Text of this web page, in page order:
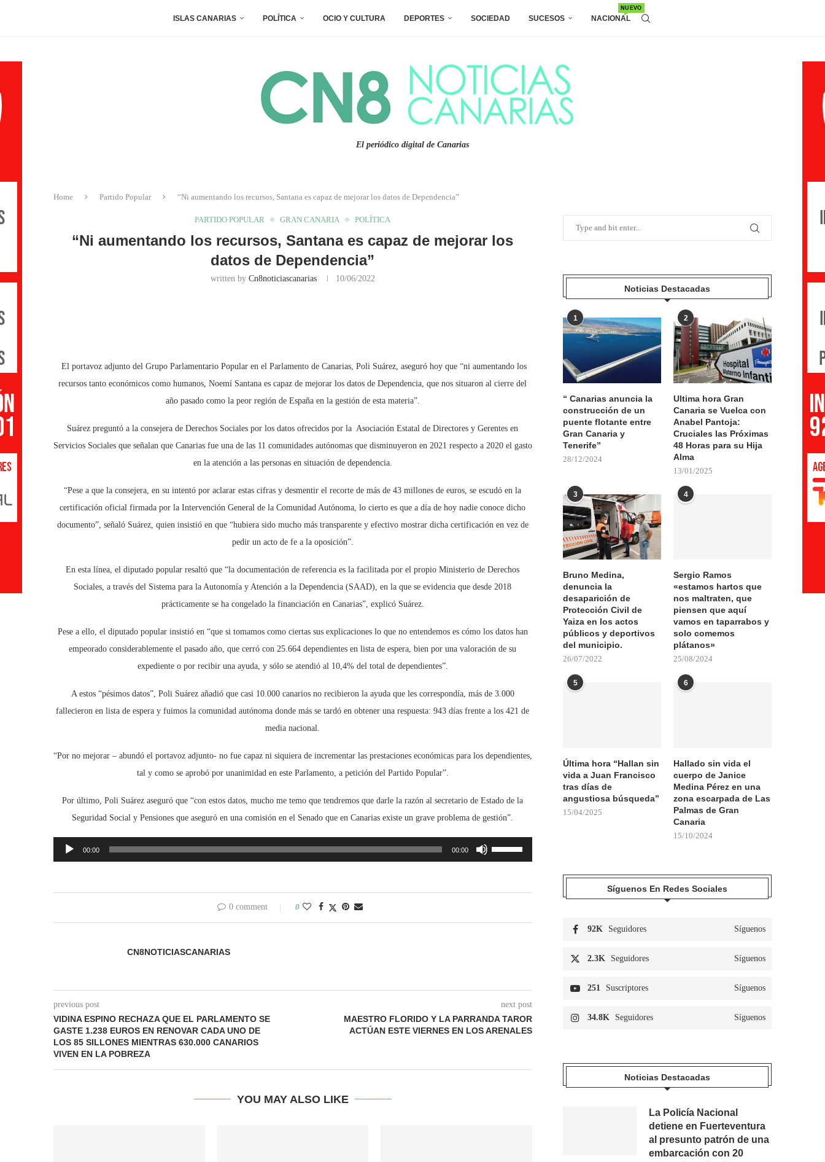
ISLAS CANARIAS POLÍTICA OCIO Y CULTURA DEPORTES SOCIEDAD SUCESOS NACIONAL
NUEVO
El periódico digital de Canarias
Home Partido Popular “Ni aumentando los recursos, Santana es capaz de mejorar los datos de Dependencia”
PARTIDO POPULAR GRAN CANARIA POLÍTICA
“Ni aumentando los recursos, Santana es capaz de mejorar los
datos de Dependencia”
written by Cn8noticiascanarias 10/06/2022
El portavoz adjunto del Grupo Parlamentario Popular en el Parlamento de Canarias, Poli Suárez, aseguró hoy que “ni aumentando los
recursos tanto económicos como humanos, Noemí Santana es capaz de mejorar los datos de Dependencia, que nos situaron al cierre del
año pasado como la peor región de España en la gestión de esta materia”.
Suárez preguntó a la consejera de Derechos Sociales por los datos ofrecidos por la Asociación Estatal de Directores y Gerentes en
Servicios Sociales que señalan que Canarias fue una de las 11 comunidades autónomas que disminuyeron en 2021 respecto a 2020 el gasto
en la atención a las personas en situación de dependencia.
“Pese a que la consejera, en su intentó por aclarar estas cifras y desmentir el recorte de más de 43 millones de euros, se escudó en la
certificación oficial firmada por la Intervención General de la Comunidad Autónoma, lo cierto es que a día de hoy nadie conoce dicho
documento”, señaló Suárez, quien insistió en que “hubiera sido mucho más transparente y efectivo mostrar dicha certificación en vez de
pedir un acto de fe a la oposición”.
En esta línea, el diputado popular resaltó que “la documentación de referencia es la facilitada por el propio Ministerio de Derechos
Sociales, a través del Sistema para la Autonomía y Atención a la Dependencia (SAAD), en la que se evidencia que desde 2018
prácticamente se ha congelado la financiación en Canarias”, explicó Suárez.
Pese a ello, el diputado popular insistió en “que si tomamos como ciertas sus explicaciones lo que no entendemos es cómo los datos han
empeorado considerablemente el pasado año, que cerró con 25.664 dependientes en lista de espera, bien por una valoración de su
expediente o por recibir una ayuda, y sólo se atendió al 10,4% del total de dependientes”.
A estos “pésimos datos”, Poli Suárez añadió que casi 10.000 canarios no recibieron la ayuda que les correspondía, más de 3.000
fallecieron en lista de espera y fuimos la comunidad autónoma donde más se tardó en obtener una respuesta: 943 días frente a los 421 de
media nacional.
“Por no mejorar – abundó el portavoz adjunto- no fue capaz ni siquiera de incrementar las prestaciones económicas para los dependientes,
tal y como se aprobó por unanimidad en este Parlamento, a petición del Partido Popular”.
Por último, Poli Suárez aseguró que “con estos datos, mucho me temo que tendremos que darle la razón al secretario de Estado de la
Seguridad Social y Pensiones que aseguró en una comisión en el Senado que en Canarias existe un grave problema de gestión”.
Reproductor
de
00:00 00:00
Utiliza
las
el
volumen.
0 comment 0
CN8NOTICIASCANARIAS
previous post
VIDINA ESPINO RECHAZA QUE EL PARLAMENTO SE
GASTE 1.238 EUROS EN RENOVAR CADA UNO DE
LOS 85 SILLONES MIENTRAS 630.000 CANARIOS
VIVEN EN LA POBREZA
next post
MAESTRO FLORIDO Y LA PARRANDA TAROR
ACTÚAN ESTE VIERNES EN LOS ARENALES
YOU MAY ALSO LIKE
Noticias Destacadas
1
“ Canarias anuncia la
construcción de un
puente flotante entre
Gran Canaria y
Tenerife”
28/12/2024
2
Ultima hora Gran
Canaria se Vuelca con
Anabel Pantoja:
Cruciales las Próximas
48 Horas para su Hija
Alma
13/01/2025
3
Bruno Medina,
denuncia la
desaparición de
Protección Civil de
Yaiza en los actos
públicos y deportivos
del municipio.
26/07/2022
4
Sergio Ramos
«estamos hartos que
nos maltraten, que
piensen que aquí
vamos en taparrabos y
solo comemos
plátanos»
25/08/2024
5
Última hora “Hallan sin
vida a Juan Francisco
tras días de
angustiosa búsqueda”
15/04/2025
6
Hallado sin vida el
cuerpo de Janice
Medina Pérez en una
zona escarpada de Las
Palmas de Gran
Canaria
15/10/2024
Síguenos En Redes Sociales
92K Seguidores Síguenos
2.3K Seguidores Síguenos
251 Suscriptores Síguenos
34.8K Seguidores Síguenos
Noticias Destacadas
La Policía Nacional
detiene en Fuerteventura
al presunto patrón de una
embarcación con 20